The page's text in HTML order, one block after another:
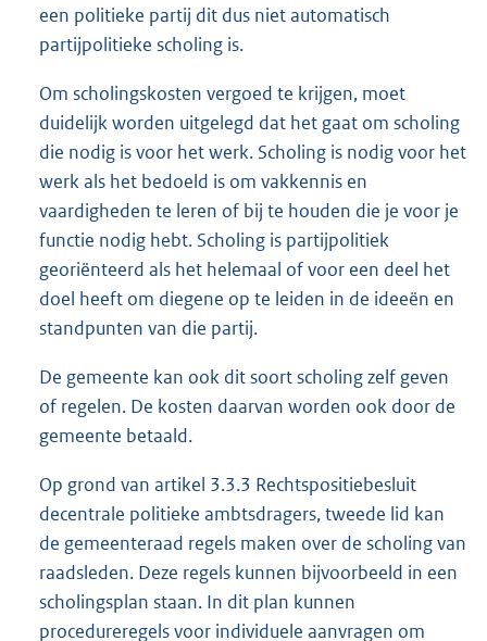
een politieke partij dit dus niet automatisch
partijpolitieke scholing is.
Om scholingskosten vergoed te krijgen, moet
duidelijk worden uitgelegd dat het gaat om scholing
die nodig is voor het werk. Scholing is nodig voor het
werk als het bedoeld is om vakkennis en
vaardigheden te leren of bij te houden die je voor je
functie nodig hebt. Scholing is partijpolitiek
georiënteerd als het helemaal of voor een deel het
doel heeft om diegene op te leiden in de ideeën en
standpunten van die partij.
De gemeente kan ook dit soort scholing zelf geven
of regelen. De kosten daarvan worden ook door de
gemeente betaald.
Op grond van artikel 3.3.3 Rechtspositiebesluit
decentrale politieke ambtsdragers, tweede lid kan
de gemeenteraad regels maken over de scholing van
raadsleden. Deze regels kunnen bijvoorbeeld in een
scholingsplan staan. In dit plan kunnen
procedureregels voor individuele aanvragen om